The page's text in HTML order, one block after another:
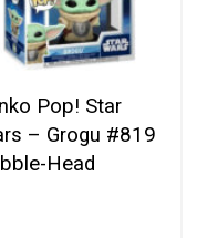
Pop! Star
– Grogu #819
Head